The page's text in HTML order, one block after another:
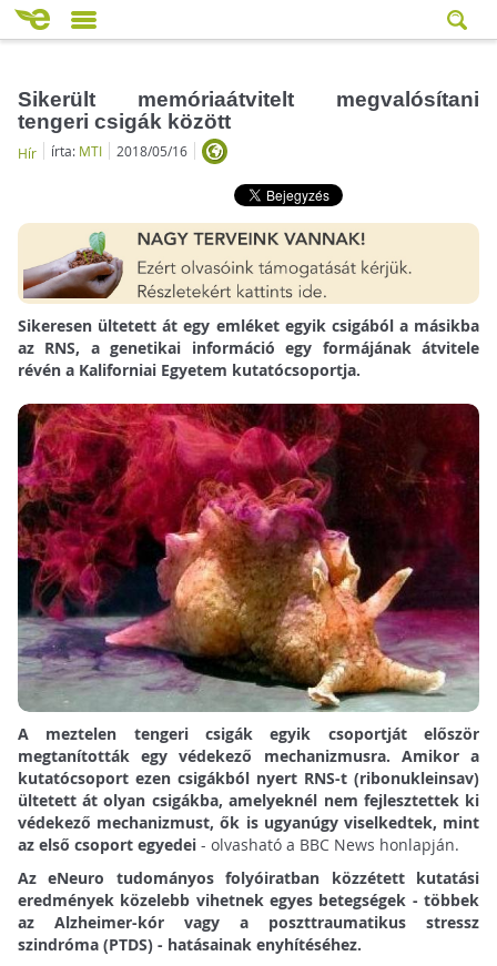
Sikerült memóriaátvitelt megvalósítani
tengeri csigák között
Hír írta: MTI 2018/05/16
Sikeresen ültetett át egy emléket egyik csigából a másikba
az RNS, a genetikai információ egy formájának átvitele
révén a Kaliforniai Egyetem kutatócsoportja.
A meztelen tengeri csigák egyik csoportját először
megtanították egy védekező mechanizmusra. Amikor a
kutatócsoport ezen csigákból nyert RNS-t (ribonukleinsav)
ültetett át olyan csigákba, amelyeknél nem fejlesztettek ki
védekező mechanizmust, ők is ugyanúgy viselkedtek, mint
az első csoport egyedei- olvasható a BBC News honlapján.
Az eNeuro tudományos folyóiratban közzétett kutatási
eredmények közelebb vihetnek egyes betegségek - többek
az Alzheimer-kór vagy a poszttraumatikus stressz
szindróma (PTDS) - hatásainak enyhítéséhez.